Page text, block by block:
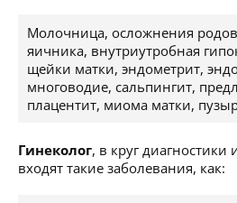
Молочница, осложнения
яичника, внутриутробная
щейки матки, эндометрит,
многоводие, сальпингит,
плацентит, миома матки,
Гинеколог, в круг диагностики
входят такие заболевания, как: